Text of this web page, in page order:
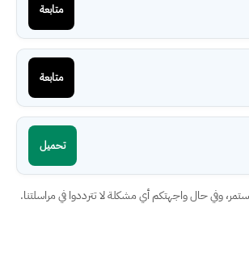
متابعة
متابعة
تحميل
وفي حال واجهتكم أي مشكلة لا تترددوا في مراسلتنا.